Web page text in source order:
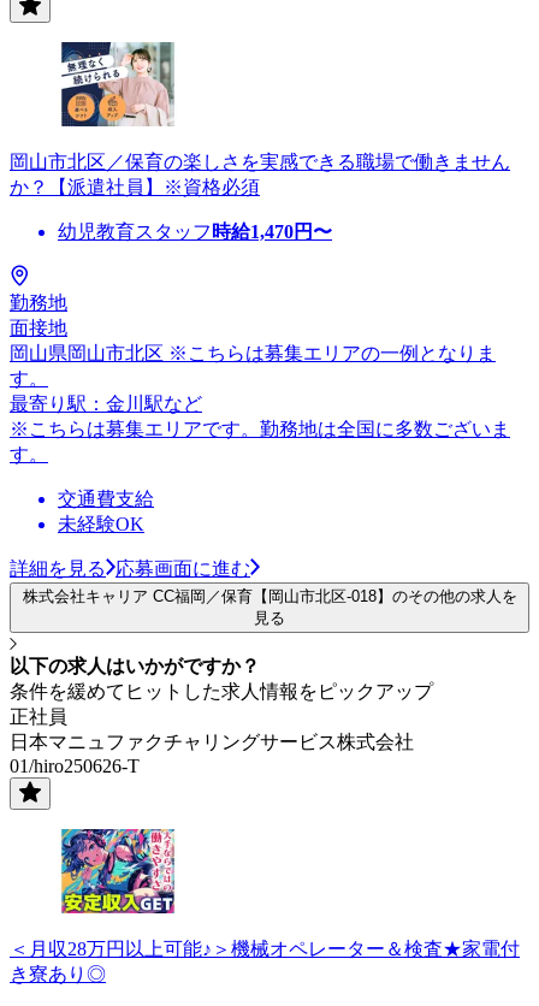
岡山市北区／保育の楽しさを実感できる職場で働きません
か？【派遣社員】※資格必須
幼児教育スタッフ 時給1,470円〜
勤務地
面接地
岡山県岡山市北区 ※こちらは募集エリアの一例となりま
す。
最寄り駅：金川駅など
※こちらは募集エリアです。勤務地は全国に多数ございま
す。
交通費支給
未経験OK
詳細を見る 応募画面に進む
株式会社キャリア CC福岡／保育【岡山市北区-018】のその他の求人を
見る
以下の求人はいかがですか？
条件を緩めてヒットした求人情報をピックアップ
正社員
日本マニュファクチャリングサービス株式会社
01/hiro250626-T
＜月収28万円以上可能♪＞機械オペレーター＆検査★家電付
き寮あり◎